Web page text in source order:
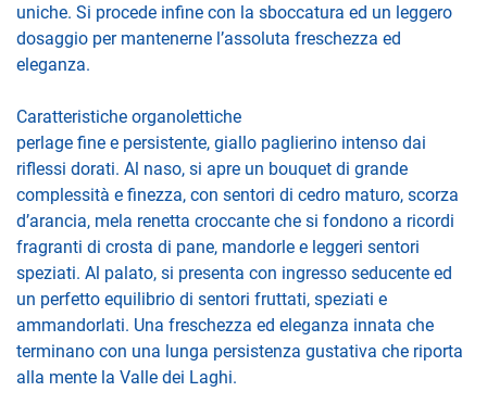
uniche. Si procede infine con la sboccatura ed un leggero
dosaggio per mantenerne l’assoluta freschezza ed
eleganza.
Caratteristiche organolettiche
perlage fine e persistente, giallo paglierino intenso dai
riflessi dorati. Al naso, si apre un bouquet di grande
complessità e finezza, con sentori di cedro maturo, scorza
d’arancia, mela renetta croccante che si fondono a ricordi
fragranti di crosta di pane, mandorle e leggeri sentori
speziati. Al palato, si presenta con ingresso seducente ed
un perfetto equilibrio di sentori fruttati, speziati e
ammandorlati. Una freschezza ed eleganza innata che
terminano con una lunga persistenza gustativa che riporta
alla mente la Valle dei Laghi.